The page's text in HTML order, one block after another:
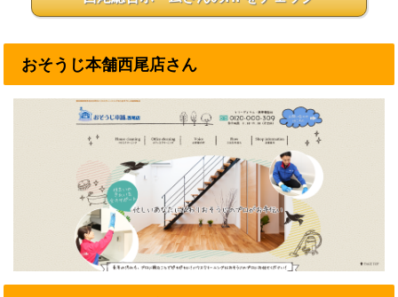
おそうじ本舗西尾店さん